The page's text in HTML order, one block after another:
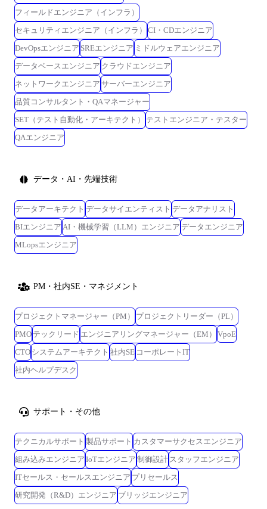
フィールドエンジニア（インフラ）
セキュリティエンジニア（インフラ）
CI・CDエンジニア
DevOpsエンジニア SREエンジニア ミドルウェアエンジニア
データベースエンジニア クラウドエンジニア
ネットワークエンジニア サーバーエンジニア
品質コンサルタント・QAマネージャー
SET（テスト自動化・アーキテクト）
テストエンジニア・テスター
QAエンジニア
データ・AI・先端技術
データアーキテクト データサイエンティスト データアナリスト
BIエンジニア AI・機械学習（LLM）エンジニア データエンジニア
MLopsエンジニア
PM・社内SE・マネジメント
プロジェクトマネージャー（PM）
プロジェクトリーダー（PL）
PMO テックリード エンジニアリングマネージャー（EM）
VpoE
CTO システムアーキテクト 社内SE コーポレートIT
社内ヘルプデスク
サポート・その他
テクニカルサポート 製品サポート カスタマーサクセスエンジニア
組み込みエンジニア IoTエンジニア 制御設計 スタッフエンジニア
ITセールス・セールスエンジニア プリセールス
研究開発（R&D）エンジニア ブリッジエンジニア